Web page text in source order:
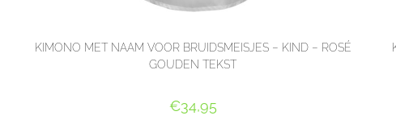
KIMONO MET NAAM VOOR BRUIDSMEISJES – KIND – ROSÉ
GOUDEN TEKST
€34,95